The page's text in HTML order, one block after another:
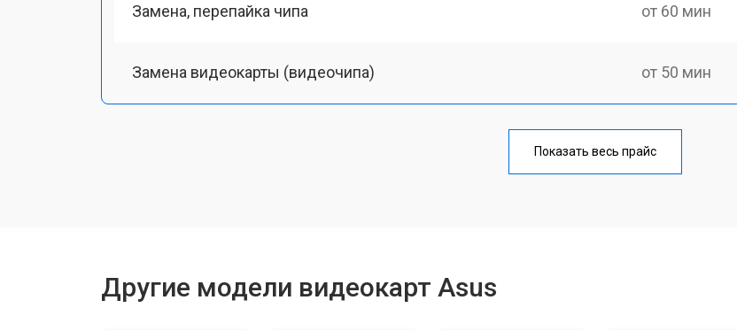
Замена, перепайка чипа от 60 мин
Замена видеокарты (видеочипа) от 50 мин
от 60 мин
Показать весь прайс
Другие модели видеокарт Asus